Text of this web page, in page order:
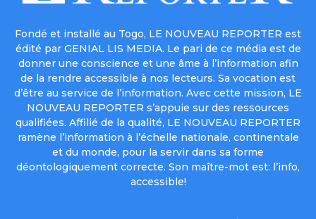
Fondé et installé au Togo, LE NOUVEAU REPORTER est
édité par GENIAL LIS MEDIA. Le pari de ce média est de
donner une conscience et une âme à l’information afin
de la rendre accessible à nos lecteurs. Sa vocation est
d’être au service de l’information. Avec cette mission, LE
NOUVEAU REPORTER s’appuie sur des ressources
qualifiées. Affilié de la qualité, LE NOUVEAU REPORTER
ramène l’information à l’échelle nationale, continentale
et du monde, pour la servir dans sa forme
déontologiquement correcte. Son maître-mot est: l’info,
accessible!